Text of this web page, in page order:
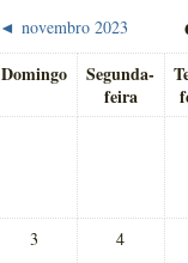
◄ novembro 2023
Domingo
Segunda-
feira
3 4